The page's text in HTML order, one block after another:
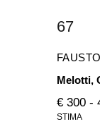
67
Melotti,
€ 300 -
STIMA